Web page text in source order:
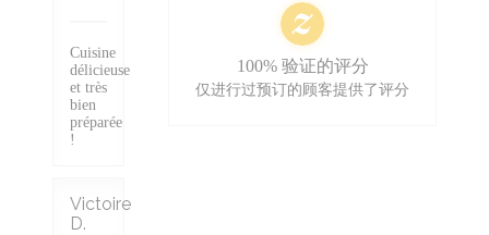
Cuisine
délicieuse
et très
bien
préparée
!
Victoire
D
100% 验证的评分
仅进行过预订的顾客提供了评分